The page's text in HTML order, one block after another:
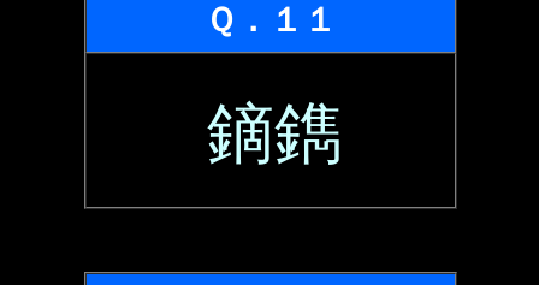
Ｑ．１１
鏑鐫